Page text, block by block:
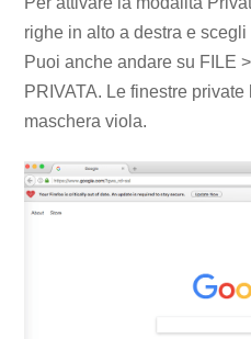
righe in alto a destra e scegli
Puoi anche andare su FILE
PRIVATA. Le finestre
maschera viola.